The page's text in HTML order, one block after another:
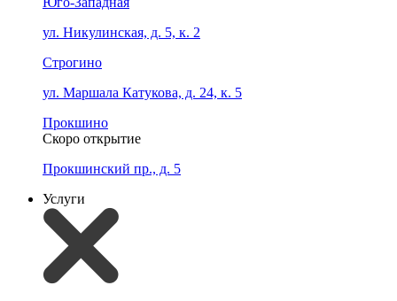
ул. Никулинская, д. 5, к. 2
Строгино
ул. Маршала Катукова, д. 24, к. 5
Прокшино
Скоро открытие
Прокшинский пр., д. 5
Услуги